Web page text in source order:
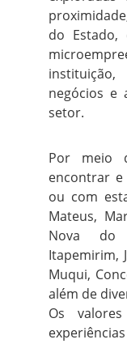
do Estado,
negócios e
setor.
Por meio
encontrar
ou com
Mateus,
Nova do
Itapemirim,
Muqui,
além de
Os